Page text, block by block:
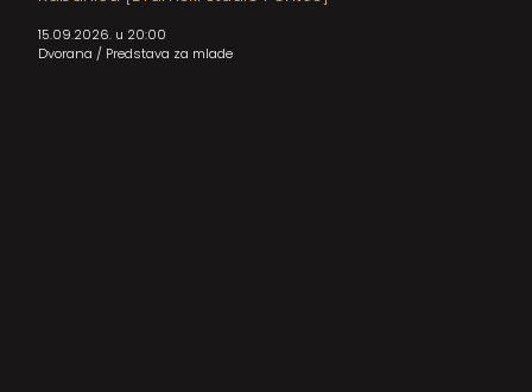
15.09.2026. u 20:00
Dvorana / Predstava za mlade